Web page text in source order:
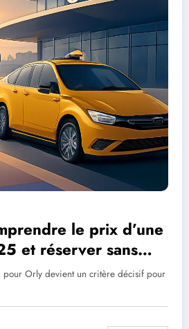
le prix d’une
et réserver sans
pour Orly devient un critère décisif pour